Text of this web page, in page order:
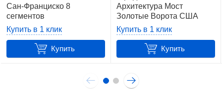
Сан-Франциско 8
сегментов
(7611487064640)+клей
Купить в 1 клик
Купить
Архитектура Мост
Золотые Ворота США
(154P8)+клей
Купить в 1 клик
Купить